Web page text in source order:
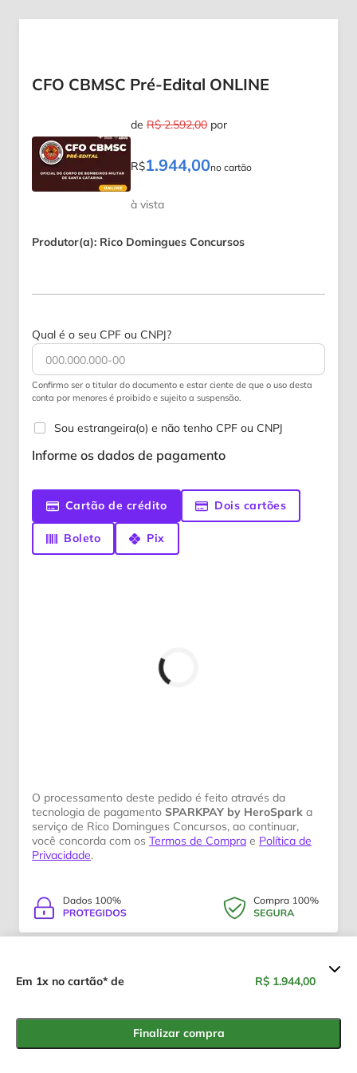
CFO CBMSC Pré-Edital ONLINE
de R$ 2.592,00 por
R$1.944,00no cartão
à vista
Produtor(a): Rico Domingues Concursos
Qual é o seu CPF ou CNPJ?
Confirmo ser o titular do documento e estar ciente de que o uso desta
conta por menores é proibido e sujeito a suspensão.
Sou estrangeira(o) e não tenho CPF ou CNPJ
Informe os dados de pagamento
Cartão de crédito Dois cartões
Boleto Pix
Resumo dos valores
CFO CBMSC Pré-Edital ONLINE R$ 1.944,00
Em 1x no cartão* de R$ 1.944,00
Finalizar compra
O processamento deste pedido é feito através da
tecnologia de pagamento SPARKPAY by HeroSpark a
serviço de Rico Domingues Concursos, ao continuar,
você concorda com os Termos de Compra e Política de
Privacidade.